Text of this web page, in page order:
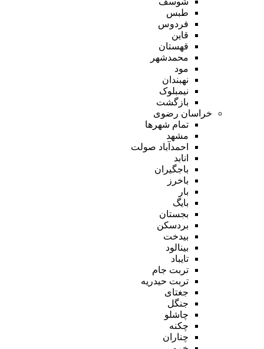
طبس
فردوس
قاین
قهستان
محمدشهر
مود
نهبندان
نیمبلوک
بازگشت
خراسان رضوی
تمام شهر‌ها
مشهد
احمدآباد صولت
انابد
باجگیران
باخرز
بار
بایگ
بجستان
بردسکن
بیدخت
بینالود
تایباد
تربت جام
تربت حیدریه
جغتای
جنگل
چاشلو
چکنه
چناران